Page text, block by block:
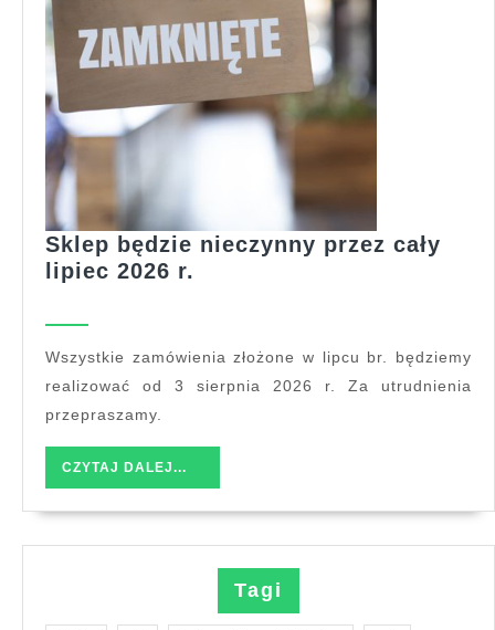
Sklep będzie nieczynny przez cały
lipiec 2026 r.
przez
cały
lipiec
Wszystkie zamówienia złożone w lipcu br. będziemy
realizować od 3 sierpnia 2026 r. Za utrudnienia
przepraszamy.
CZYTAJ DALEJ...
DALEJ...
Tagi